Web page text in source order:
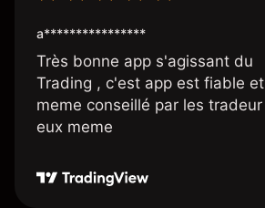
a****************
Très bonne app s'agissant du
Trading , c'est app est fiable et
meme conseillé par les tradeur
eux meme